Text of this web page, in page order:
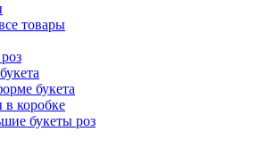
товары
букета
в коробке
букеты роз